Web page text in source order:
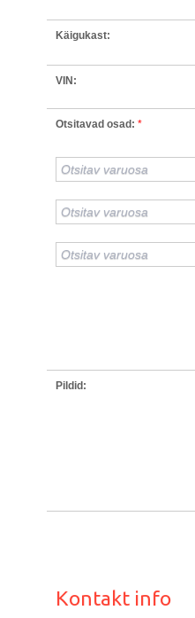
Käigukast:
VIN:
Otsitavad osad: *
Pildid:
Kontakt info